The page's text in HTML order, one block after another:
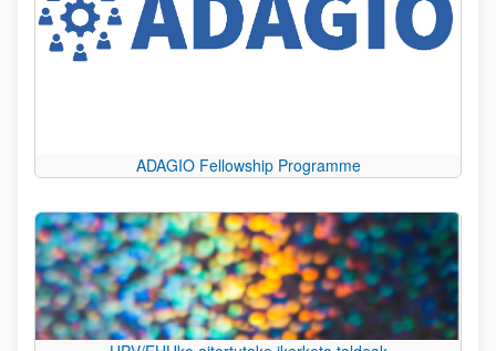
ADAGIO Fellowship Programme